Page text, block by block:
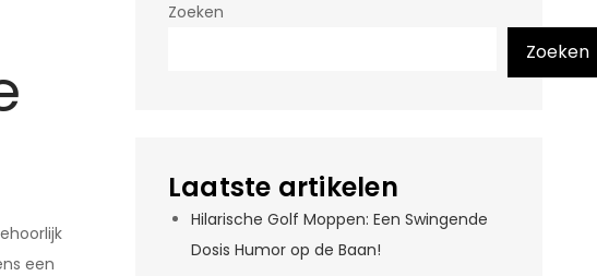
een
Zoeken
Zoeken
Laatste artikelen
Hilarische Golf Moppen: Een Swingende
Dosis Humor op de Baan!